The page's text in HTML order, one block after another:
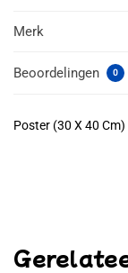
Merk
Beoordelingen 0
Poster (30 X 40